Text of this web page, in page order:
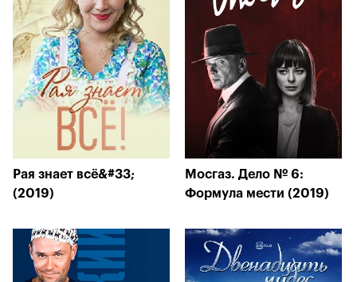
Рая знает всё&#33;
(2019)
Мосгаз. Дело № 6:
Формула мести (2019)